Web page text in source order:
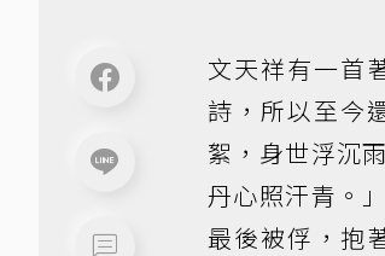
文天祥有一首
詩，所以至今
絮，身世浮沉
丹心照汗青。
最後被俘，抱